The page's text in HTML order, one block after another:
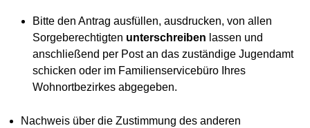
Bitte den Antrag ausfüllen, ausdrucken, von allen
Sorgeberechtigten unterschreiben lassen und
anschließend per Post an das zuständige Jugendamt
schicken oder im Familienservicebüro Ihres
Wohnortbezirkes abgegeben.
Nachweis über die Zustimmung des anderen